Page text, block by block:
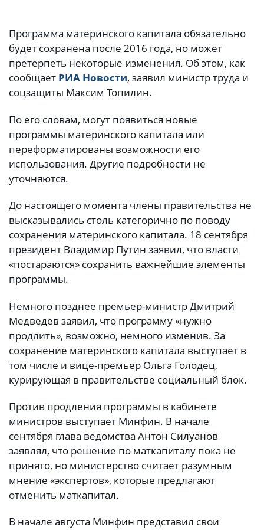
Программа материнского капитала обязательно
будет сохранена после 2016 года, но может
претерпеть некоторые изменения. Об этом, как
сообщает РИА Новости, заявил министр труда и
соцзащиты Максим Топилин.
По его словам, могут появиться новые
программы материнского капитала или
переформатированы возможности его
использования. Другие подробности не
уточняются.
До настоящего момента члены правительства не
высказывались столь категорично по поводу
сохранения материнского капитала. 18 сентября
президент Владимир Путин заявил, что власти
«постараются» сохранить важнейшие элементы
программы.
Немного позднее премьер-министр Дмитрий
Медведев заявил, что программу «нужно
продлить», возможно, немного изменив. За
сохранение материнского капитала выступает в
том числе и вице-премьер Ольга Голодец,
курирующая в правительстве социальный блок.
Против продления программы в кабинете
министров выступает Минфин. В начале
сентября глава ведомства Антон Силуанов
заявлял, что решение по маткапиталу пока не
принято, но министерство считает разумным
мнение «экспертов», которые предлагают
отменить маткапитал.
В начале августа Минфин представил свои